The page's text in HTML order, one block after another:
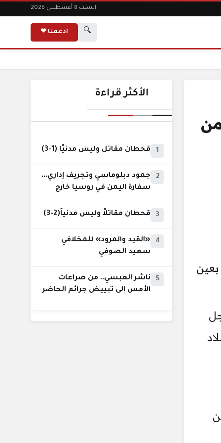
السبت 8 أغسطس 2026
🔍 ادعمنا ❤
الأكثر قراءة
1 قحطان مقاتل وليس مدنيًا (1-3)
2
جمود دبلوماسي وتجريف إداري...
سفارة اليمن في روسيا خارج
3 قحطان مقاتلاً وليس مدنياً(2-3)
4
«القيد والمرود» للمخلافي
سعيد الصوفي
5
ناشر العبسي.. من صراعات
الأمس إلى تبييض جرائم الحاضر